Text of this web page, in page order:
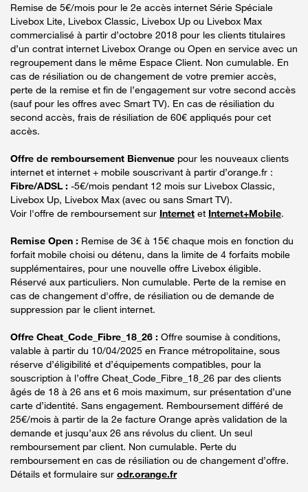
Remise de 5€/mois pour le 2e accès internet Série Spéciale
Livebox Lite, Livebox Classic, Livebox Up ou Livebox Max
commercialisé à partir d’octobre 2018 pour les clients titulaires
d’un contrat internet Livebox Orange ou Open en service avec un
regroupement dans le même Espace Client. Non cumulable. En
cas de résiliation ou de changement de votre premier accès,
perte de la remise et fin de l’engagement sur votre second accès
(sauf pour les offres avec Smart TV). En cas de résiliation du
second accès, frais de résiliation de 60€ appliqués pour cet
accès.
Offre de remboursement Bienvenue pour les nouveaux clients
internet et internet + mobile souscrivant à partir d’orange.fr :
Fibre/ADSL : -5€/mois pendant 12 mois sur Livebox Classic,
Livebox Up, Livebox Max (avec ou sans Smart TV).
Voir l'offre de remboursement sur Internet et Internet+Mobile.
Remise Open : Remise de 3€ à 15€ chaque mois en fonction du
forfait mobile choisi ou détenu, dans la limite de 4 forfaits mobile
supplémentaires, pour une nouvelle offre Livebox éligible.
Réservé aux particuliers. Non cumulable. Perte de la remise en
cas de changement d'offre, de résiliation ou de demande de
suppression par le client internet.
Offre Cheat_Code_Fibre_18_26 : Offre soumise à conditions,
valable à partir du 10/04/2025 en France métropolitaine, sous
réserve d’éligibilité et d’équipements compatibles, pour la
souscription à l’offre Cheat_Code_Fibre_18_26 par des clients
âgés de 18 à 26 ans et 6 mois maximum, sur présentation d’une
carte d’identité. Sans engagement. Remboursement différé de
25€/mois à partir de la 2e facture Orange après validation de la
demande et jusqu’aux 26 ans révolus du client. Un seul
remboursement par client. Non cumulable. Perte du
remboursement en cas de résiliation ou de changement d’offre.
Détails et formulaire sur odr.orange.fr